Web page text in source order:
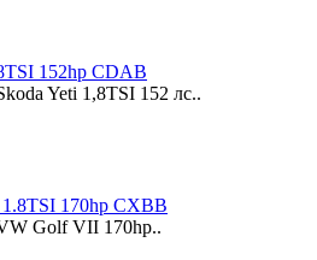
152hp CDAB
Yeti 1,8TSI 152 лс..
170hp CXBB
Golf VII 170hp..